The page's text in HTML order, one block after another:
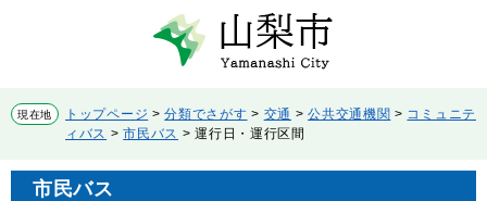
先
頭
す。
を
飛
し
現在地 トップページ >分類でさがす > 交通 >公共交通機関 > コミュニテ
ィバス >市民バス >運行日・運行区間
市民バス